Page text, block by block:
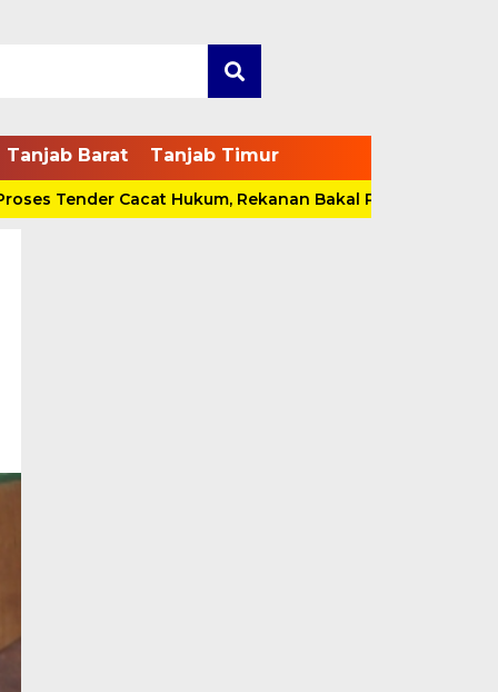
Tanjab Barat Tanjab Timur
Cacat Hukum, Rekanan Bakal Pidanakan Pokja